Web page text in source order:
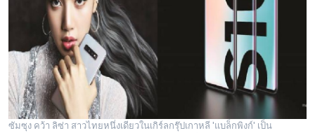
ซัมซุง คว้า ลิซ่า สาวไทยหนึ่งเดียวในเกิร์ลกรุ๊ปเกาหลี 'แบล็กพิงก์' เป็น